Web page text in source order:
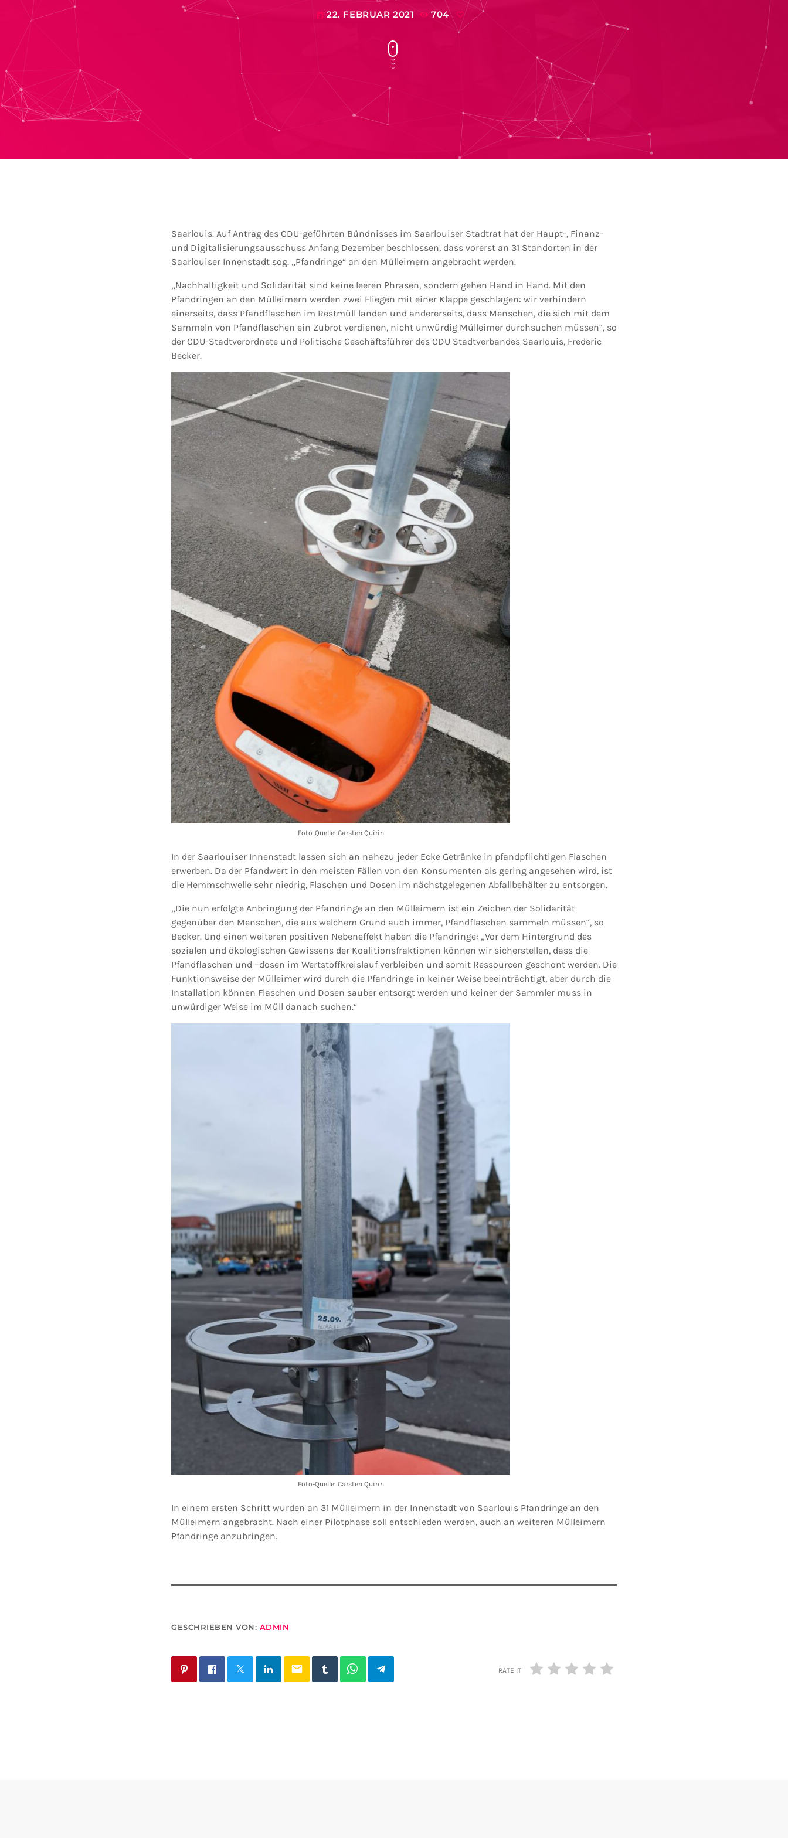
today 22. FEBRUAR 2021 704
Saarlouis. Auf Antrag des CDU-geführten Bündnisses im Saarlouiser Stadtrat hat der Haupt-, Finanz-
und Digitalisierungsausschuss Anfang Dezember beschlossen, dass vorerst an 31 Standorten in der
Saarlouiser Innenstadt sog. „Pfandringe“ an den Mülleimern angebracht werden.
„Nachhaltigkeit und Solidarität sind keine leeren Phrasen, sondern gehen Hand in Hand. Mit den
Pfandringen an den Mülleimern werden zwei Fliegen mit einer Klappe geschlagen: wir verhindern
einerseits, dass Pfandflaschen im Restmüll landen und andererseits, dass Menschen, die sich mit dem
Sammeln von Pfandflaschen ein Zubrot verdienen, nicht unwürdig Mülleimer durchsuchen müssen“, so
der CDU-Stadtverordnete und Politische Geschäftsführer des CDU Stadtverbandes Saarlouis, Frederic
Becker.
Foto-Quelle: Carsten Quirin
In der Saarlouiser Innenstadt lassen sich an nahezu jeder Ecke Getränke in pfandpflichtigen Flaschen
erwerben. Da der Pfandwert in den meisten Fällen von den Konsumenten als gering angesehen wird, ist
die Hemmschwelle sehr niedrig, Flaschen und Dosen im nächstgelegenen Abfallbehälter zu entsorgen.
„Die nun erfolgte Anbringung der Pfandringe an den Mülleimern ist ein Zeichen der Solidarität
gegenüber den Menschen, die aus welchem Grund auch immer, Pfandflaschen sammeln müssen“, so
Becker. Und einen weiteren positiven Nebeneffekt haben die Pfandringe: „Vor dem Hintergrund des
sozialen und ökologischen Gewissens der Koalitionsfraktionen können wir sicherstellen, dass die
Pfandflaschen und –dosen im Wertstoffkreislauf verbleiben und somit Ressourcen geschont werden. Die
Funktionsweise der Mülleimer wird durch die Pfandringe in keiner Weise beeinträchtigt, aber durch die
Installation können Flaschen und Dosen sauber entsorgt werden und keiner der Sammler muss in
unwürdiger Weise im Müll danach suchen.“
Foto-Quelle: Carsten Quirin
In einem ersten Schritt wurden an 31 Mülleimern in der Innenstadt von Saarlouis Pfandringe an den
Mülleimern angebracht. Nach einer Pilotphase soll entschieden werden, auch an weiteren Mülleimern
Pfandringe anzubringen.
GESCHRIEBEN VON: ADMIN
email RATE IT